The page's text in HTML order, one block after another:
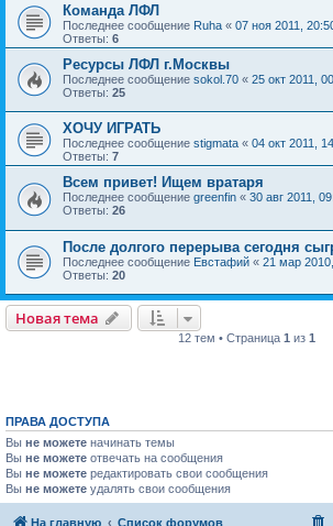
Команда ЛФЛ
Последнее сообщение Ruha « 07 ноя 2011,
Ответы: 6
Ресурсы ЛФЛ г.Москвы
Последнее сообщение sokol.70 « 25 окт 2011,
Ответы: 25
ХОЧУ ИГРАТЬ
Последнее сообщение stigmata « 04 окт 2011,
Ответы: 7
Всем привет! Ищем вратаря
Последнее сообщение greenfin « 30 авг 2011,
Ответы: 26
После долгого перерыва сегодня
Последнее сообщение Евстафий « 21 мар
Ответы: 20
Новая тема
12 тем • Страница 1из 1
ПРАВА ДОСТУПА
Вы не можете начинать темы
Вы не можете отвечать на сообщения
Вы не можете редактировать свои сообщения
Вы не можете удалять свои сообщения
На главную Список форумов